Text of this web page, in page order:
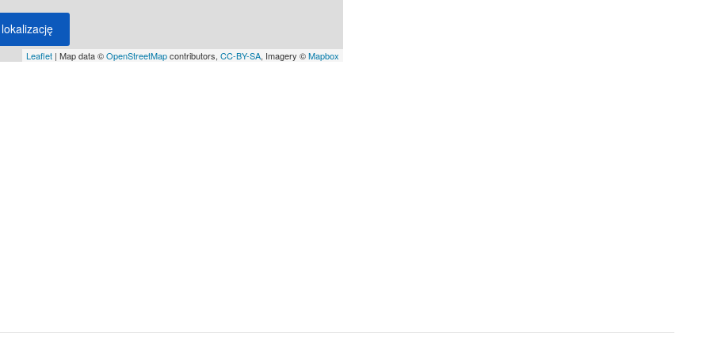
Leaflet | Map data ©OpenStreetMapcontributors, CC-BY-SA, Imagery ©Mapbox